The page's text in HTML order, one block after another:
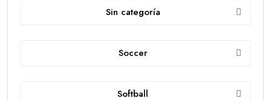
Sin categoría
Soccer
Softball